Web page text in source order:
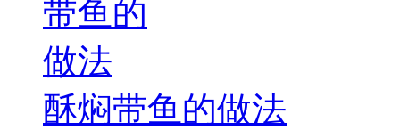
酥焖带鱼的做法